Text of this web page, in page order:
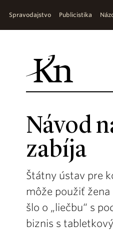
Spravodajstvo Publicistika
Návod
zabíja
Štátny ústav pre
môže použiť
šlo o „liečbu“ s
biznis s